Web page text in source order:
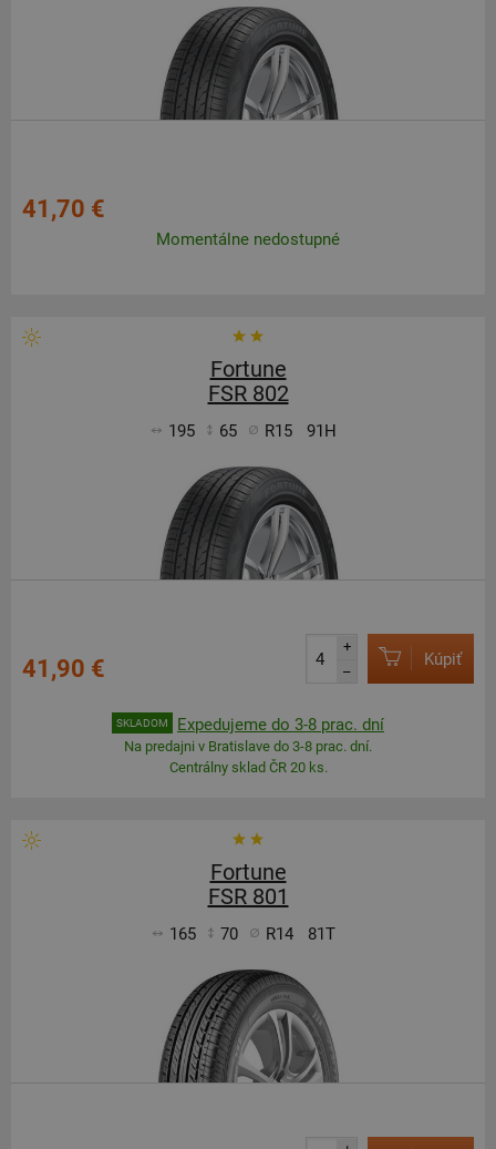
41,70 €
Momentálne nedostupné
Fortune
FSR 802
195 65 R15 91H
41,90 €
+
–
Kúpiť
SKLADOM Expedujeme do 3-8 prac. dní
Na predajni v Bratislave do 3-8 prac. dní.
Centrálny sklad ČR 20 ks.
Fortune
FSR 801
165 70 R14 81T